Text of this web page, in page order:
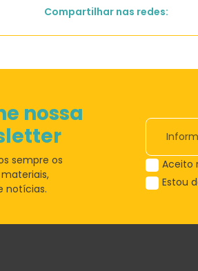
Compartilhar nas redes:
nossa
sempre os
notícias.
Aceito
Estou